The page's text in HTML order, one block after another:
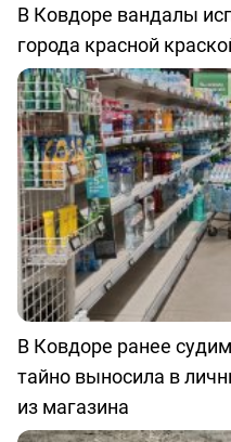
В Ковдоре вандалы
города красной
В Ковдоре ранее
тайно выносила в
из магазина